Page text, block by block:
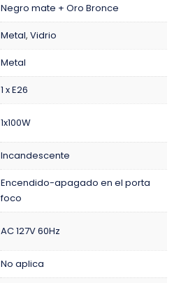
Negro mate + Oro Bronce
Metal, Vidrio
Metal
1 x E26
1x100W
Incandescente
Encendido-apagado en el porta
foco
AC 127V 60Hz
No aplica